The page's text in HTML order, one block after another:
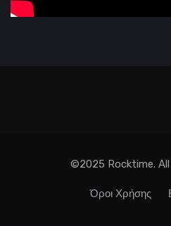
©2025 Rocktime.
Όροι Χρήσης